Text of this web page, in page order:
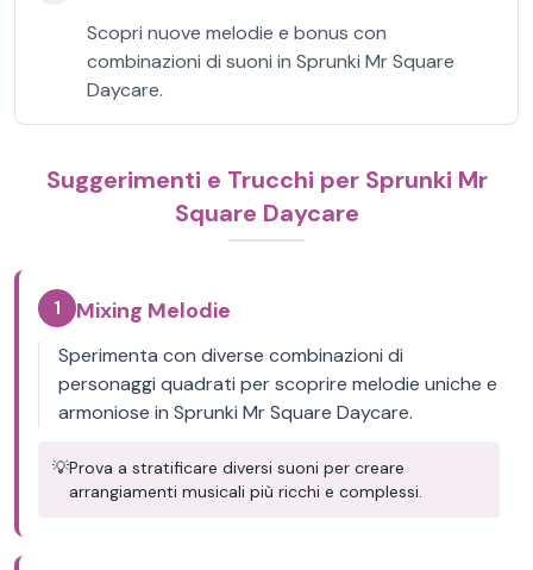
Scopri nuove melodie e bonus con
combinazioni di suoni in Sprunki Mr Square
Daycare.
Suggerimenti e Trucchi per Sprunki Mr
Square Daycare
1 Mixing Melodie
Sperimenta con diverse combinazioni di
personaggi quadrati per scoprire melodie uniche e
armoniose in Sprunki Mr Square Daycare.
💡Prova a stratificare diversi suoni per creare
arrangiamenti musicali più ricchi e complessi.